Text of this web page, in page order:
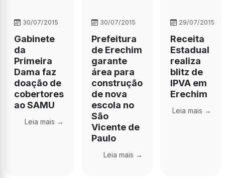
30/07/2015
Gabinete
da
Primeira
Dama faz
doação de
cobertores
ao SAMU
Leia mais →
30/07/2015
Prefeitura
de Erechim
garante
área para
construção
de nova
escola no
São
Vicente de
Paulo
Leia mais →
29/07/2015
Receita
Estadual
realiza
blitz de
IPVA em
Erechim
Leia mais →